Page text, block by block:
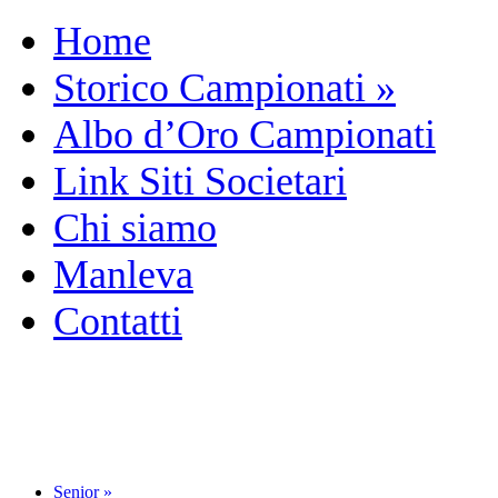
Home
Storico Campionati »
Albo d’Oro Campionati
Link Siti Societari
Chi siamo
Manleva
Contatti
Senior»